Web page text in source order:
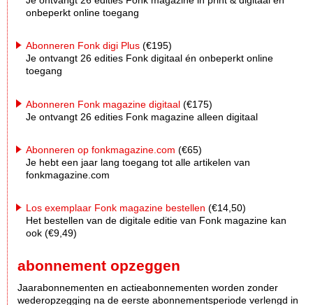
onbeperkt online toegang
Abonneren Fonk digi Plus (€195)
Je ontvangt 26 edities Fonk digitaal én onbeperkt online
toegang
Abonneren Fonk magazine digitaal (€175)
Je ontvangt 26 edities Fonk magazine alleen digitaal
Abonneren op fonkmagazine.com (€65)
Je hebt een jaar lang toegang tot alle artikelen van
fonkmagazine.com
Los exemplaar Fonk magazine bestellen (€14,50)
Het bestellen van de digitale editie van Fonk magazine kan
ook (€9,49)
abonnement opzeggen
Jaarabonnementen en actieabonnementen worden zonder
wederopzegging na de eerste abonnementsperiode verlengd in